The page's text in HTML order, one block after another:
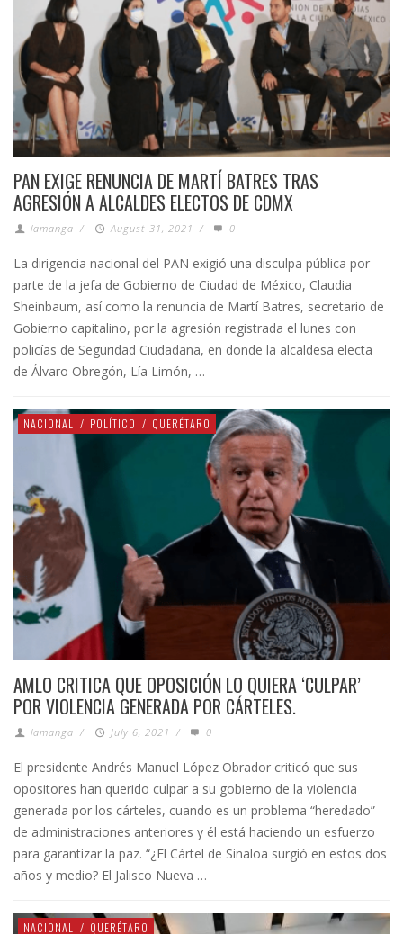
PAN EXIGE RENUNCIA DE MARTÍ BATRES TRAS
AGRESIÓN A ALCALDES ELECTOS DE CDMX
lamanga / August 31, 2021 / 0
La dirigencia nacional del PAN exigió una disculpa pública por
parte de la jefa de Gobierno de Ciudad de México, Claudia
Sheinbaum, así como la renuncia de Martí Batres, secretario de
Gobierno capitalino, por la agresión registrada el lunes con
policías de Seguridad Ciudadana, en donde la alcaldesa electa
de Álvaro Obregón, Lía Limón, …
NACIONAL / POLÍTICO / QUERÉTARO
AMLO CRITICA QUE OPOSICIÓN LO QUIERA ‘CULPAR’
POR VIOLENCIA GENERADA POR CÁRTELES.
lamanga / July 6, 2021 / 0
El presidente Andrés Manuel López Obrador criticó que sus
opositores han querido culpar a su gobierno de la violencia
generada por los cárteles, cuando es un problema “heredado”
de administraciones anteriores y él está haciendo un esfuerzo
para garantizar la paz. “¿El Cártel de Sinaloa surgió en estos dos
años y medio? El Jalisco Nueva …
NACIONAL / QUERÉTARO